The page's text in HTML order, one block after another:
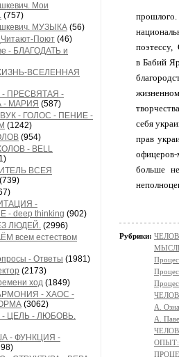
Мои
(757)
МУЗЫКА (56)
Поют (46)
- БЛАГОДАТЬ и
ВСЕЛЕННАЯ
ПРЕСВЯТАЯ -
- МАРИЯ (587)
- ГОЛОС - ПЕНИЕ -
(1242)
(954)
- BELL
ВСЕЯ
(739)
-
- deep thinking (902)
ЛЮДЕЙ. (2996)
всем естеством
- Ответы (1981)
(2173)
ход (1849)
- ХАОС -
(3062)
- ЦЕЛЬ - ЛЮБОВЬ.
- ФУНКЦИЯ -
поэтессу,
в Бабий
себя
прав
больше
Рубрики:
А.
А.
ОПЫТ: